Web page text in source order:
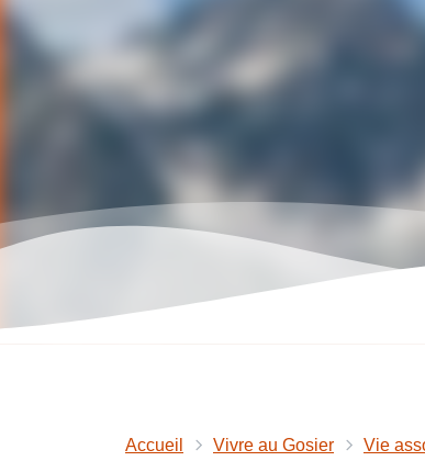
Accueil Vivre au Gosier Vie